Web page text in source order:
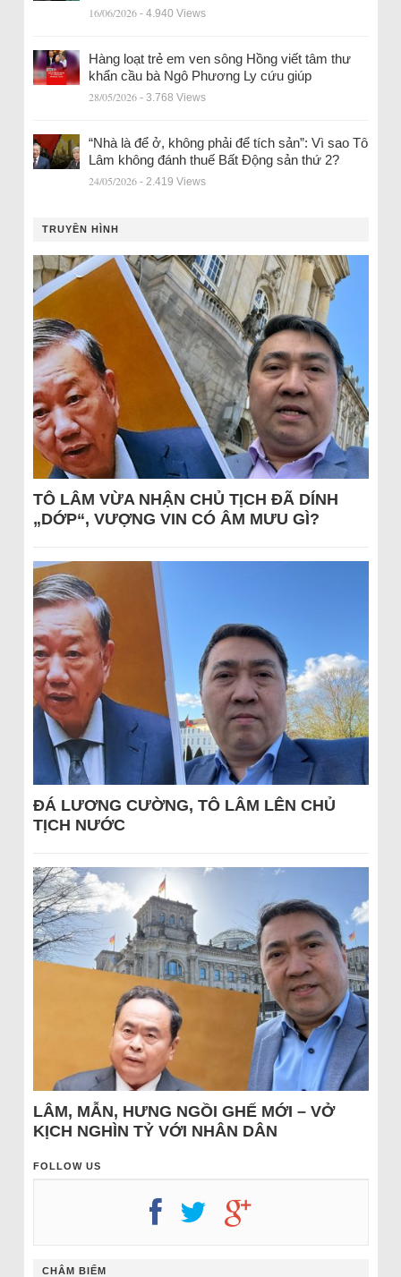
16/06/2026 - 4.940 Views
Hàng loạt trẻ em ven sông Hồng viết tâm thư
khẩn cầu bà Ngô Phương Ly cứu giúp
28/05/2026 - 3.768 Views
“Nhà là để ở, không phải để tích sản”: Vì sao Tô
Lâm không đánh thuế Bất Động sản thứ 2?
24/05/2026 - 2.419 Views
TRUYỀN HÌNH
TÔ LÂM VỪA NHẬN CHỦ TỊCH ĐÃ DÍNH
„DỚP“, VƯỢNG VIN CÓ ÂM MƯU GÌ?
ĐÁ LƯƠNG CƯỜNG, TÔ LÂM LÊN CHỦ
TỊCH NƯỚC
LÂM, MẪN, HƯNG NGỒI GHẾ MỚI – VỞ
KỊCH NGHÌN TỶ VỚI NHÂN DÂN
FOLLOW US
CHÂM BIẾM